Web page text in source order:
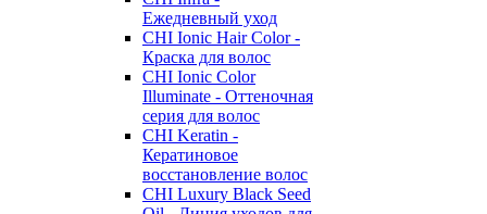
Ежедневный уход
CHI Ionic Hair Color -
Краска для волос
CHI Ionic Color
Illuminate - Оттеночная
серия для волос
CHI Keratin -
Кератиновое
восстановление волос
CHI Luxury Black Seed